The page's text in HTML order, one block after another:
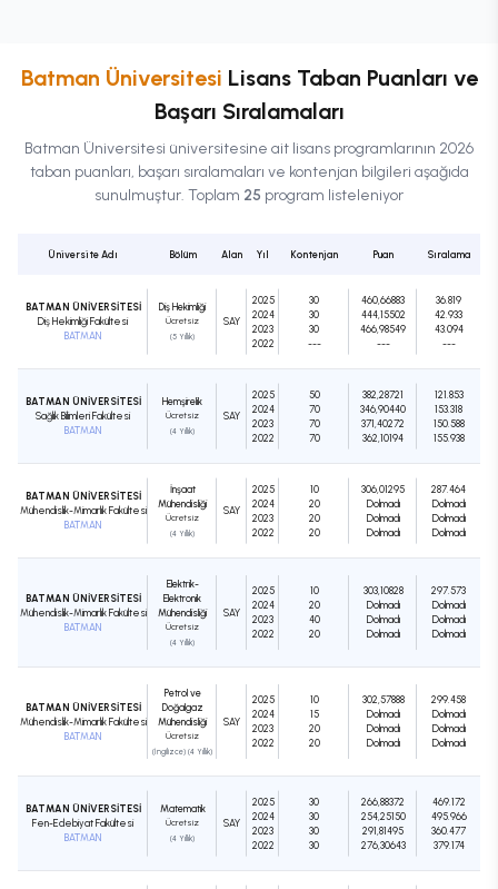
Batman Üniversitesi LisansTaban Puanları ve
Başarı Sıralamaları
Batman Üniversitesi üniversitesine ait lisans programlarının 2026
taban puanları, başarı sıralamaları ve kontenjan bilgileri aşağıda
sunulmuştur. Toplam 25 program listeleniyor
Üniversite Adı Bölüm Alan Yıl Kontenjan Puan Sıralama
BATMAN ÜNİVERSİTESİ
Diş Hekimliği Fakültesi
BATMAN
Diş Hekimliği
Ücretsiz
(5 Yıllık)
SAY
2025
2024
2023
2022
30
30
30
---
460,66883
444,15502
466,98549
---
36.819
42.933
43.094
---
BATMAN ÜNİVERSİTESİ
Sağlık Bilimleri Fakültesi
BATMAN
Hemşirelik
Ücretsiz
(4 Yıllık)
SAY
2025
2024
2023
2022
50
70
70
70
382,28721
346,90440
371,40272
362,10194
121.853
153.318
150.588
155.938
BATMAN ÜNİVERSİTESİ
Mühendislik-Mimarlık Fakültesi
BATMAN
İnşaat
Mühendisliği
Ücretsiz
(4 Yıllık)
SAY
2025
2024
2023
2022
10
20
20
20
306,01295
Dolmadı
Dolmadı
Dolmadı
287.464
Dolmadı
Dolmadı
Dolmadı
BATMAN ÜNİVERSİTESİ
Mühendislik-Mimarlık Fakültesi
BATMAN
Elektrik-
Elektronik
Mühendisliği
Ücretsiz
(4 Yıllık)
SAY
2025
2024
2023
2022
10
20
40
20
303,10828
Dolmadı
Dolmadı
Dolmadı
297.573
Dolmadı
Dolmadı
Dolmadı
BATMAN ÜNİVERSİTESİ
Mühendislik-Mimarlık Fakültesi
BATMAN
Petrol ve
Doğalgaz
Mühendisliği
Ücretsiz
(İngilizce) (4 Yıllık)
SAY
2025
2024
2023
2022
10
15
20
20
302,57888
Dolmadı
Dolmadı
Dolmadı
299.458
Dolmadı
Dolmadı
Dolmadı
BATMAN ÜNİVERSİTESİ
Fen-Edebiyat Fakültesi
BATMAN
Matematik
Ücretsiz
(4 Yıllık)
SAY
2025
2024
2023
2022
30
30
30
30
266,88372
254,25150
291,81495
276,30643
469.172
495.966
360.477
379.174